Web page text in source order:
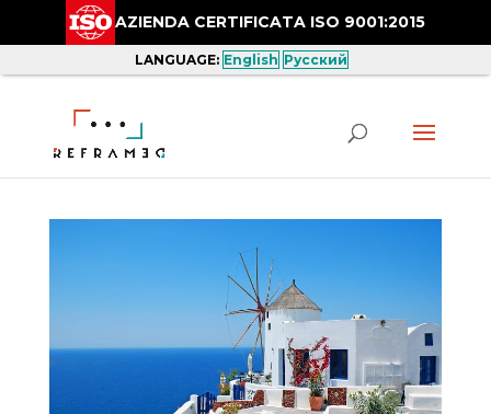
AZIENDA CERTIFICATA ISO 9001:2015
LANGUAGE: English Русский